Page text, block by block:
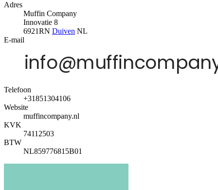
Adres
Muffin Company
Innovatie 8
6921RN Duiven NL
E-mail
Telefoon
+31851304106
Website
muffincompany.nl
KVK
74112503
BTW
NL859776815B01